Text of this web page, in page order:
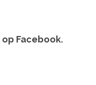
Facebook.